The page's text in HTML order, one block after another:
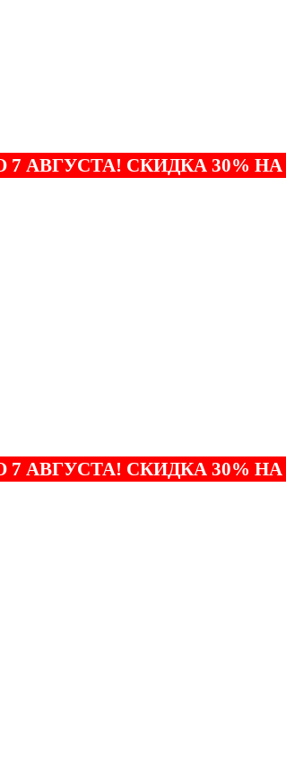
АВГУСТА! СКИДКА 30%
АВГУСТА! СКИДКА 30%